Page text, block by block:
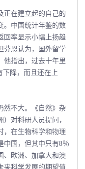
在建立起的自己的
。中国统计年鉴的数
回率显示小幅上扬趋
芬恩认为，国外留学
他指出，过去十年里
下降，而且还在上
不大。《自然》杂
对科研人员提问，
，在生物科学和物理
中国，但其中只有8％
、欧洲、加拿大和澳
来科学发展的期望值